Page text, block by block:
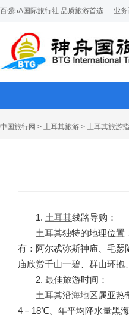
百强5A国际旅行社 品质旅游首选 业
中国旅行网 > 土耳其旅游 > 土耳其旅游
1. 土耳其线路导购：
土耳其独特的地理位置
有：阿尔忒弥斯神庙、毛瑟
庙欣赏千山一碧、群山环
2. 最佳旅游时间：
土耳其沿海地区属亚热
4－18℃。年平均降水量黑